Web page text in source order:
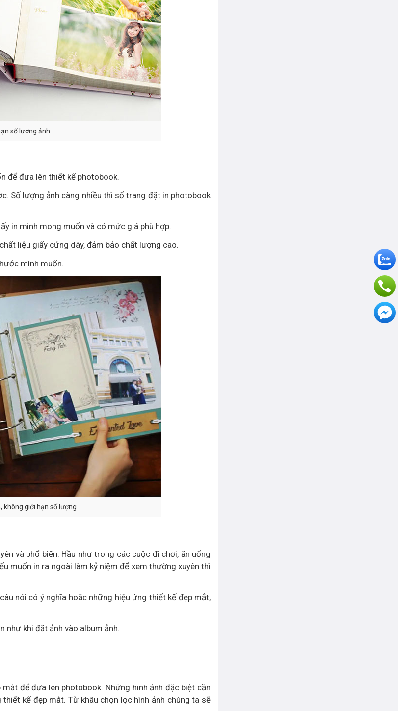
số lượng ảnh
để đưa lên thiết kế photobook.
Số lượng ảnh càng nhiều thì số trang đặt in photobook
in mình mong muốn và có mức giá phù hợp.
liệu giấy cứng dày, đảm bảo chất lượng cao.
mình muốn.
không giới hạn số lượng
và phổ biến. Hầu như trong các cuộc đi chơi, ăn uống
muốn in ra ngoài làm kỷ niệm để xem thường xuyên thì
nói có ý nghĩa hoặc những hiệu ứng thiết kế đẹp mắt,
như khi đặt ảnh vào album ảnh.
để đưa lên photobook. Những hình ảnh đặc biệt cần
kế đẹp mắt. Từ khâu chọn lọc hình ảnh chúng ta sẽ